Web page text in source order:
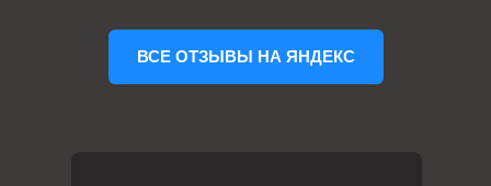
ВСЕ ОТЗЫВЫ НА ЯНДЕКС